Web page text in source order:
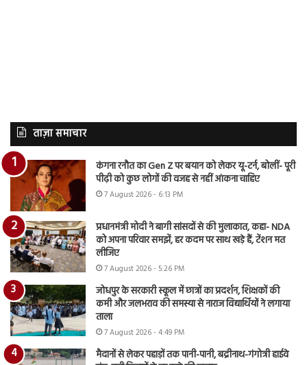
ताज़ा समाचार
कंगना रनौत का Gen Z पर बयान को लेकर यू-टर्न, बोलीं- पूरी
पीढ़ी को कुछ लोगों की वजह से नहीं आंकना चाहिए
7 August 2026 - 6:13 PM
प्रधानमंत्री मोदी ने बागी सांसदों से की मुलाकात, कहा- NDA
को अपना परिवार समझें, हर कदम पर साथ खड़े हैं, टेंशन मत
लीजिए
7 August 2026 - 5:26 PM
जोधपुर के सरकारी स्कूल में छात्रों का प्रदर्शन, शिक्षकों की
कमी और जलभराव की समस्या से नाराज विद्यार्थियों ने लगाया
ताला
7 August 2026 - 4:49 PM
मैदानों से लेकर पहाड़ों तक पानी-पानी, बद्रीनाथ-गंगोत्री हाईवे